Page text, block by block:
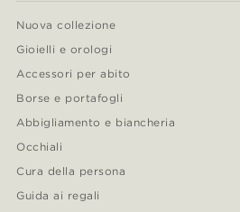
Nuova collezione
Gioielli e orologi
Accessori per abito
Borse e portafogli
Abbigliamento e biancheria
Occhiali
Cura della persona
Guida ai regali